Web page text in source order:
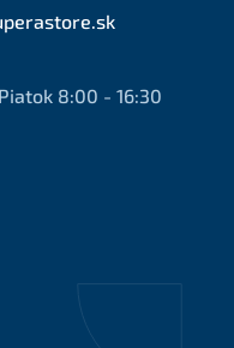
8:00 - 16:30